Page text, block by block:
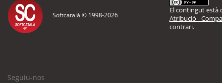
Softcatalà © 1998-2026
El contingut està
Atribució -
contrari.
Seguiu-nos